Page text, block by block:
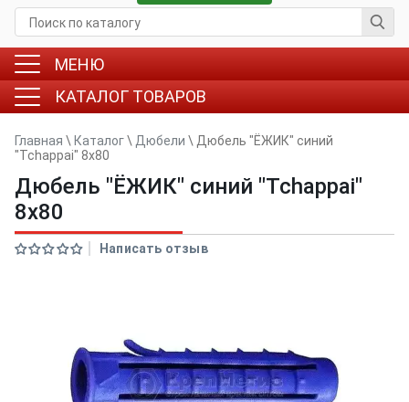
МЕНЮ
КАТАЛОГ ТОВАРОВ
Главная \ Каталог\ Дюбели \ Дюбель "ЁЖИК" синий
"Tchappai" 8х80
Дюбель "ЁЖИК" синий "Tchappai"
8х80
Написать отзыв